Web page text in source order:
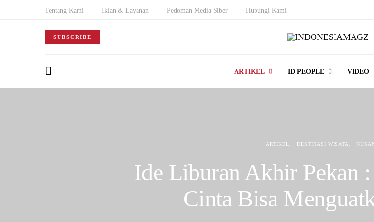
Tentang Kami Iklan & Layanan Pedoman Media Siber Hubungi Kami
SUBSCRIBE
ARTIKEL ID PEOPLE VIDEO
ARTIKEL DESTINASI WISATA
Ide Liburan Akhir Pekan
Cinta Bisa